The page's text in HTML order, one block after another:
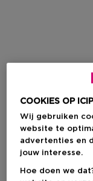
COOKIES OP
Wij gebruiken
website te
advertenties en
jouw interesse.
Hoe doen we